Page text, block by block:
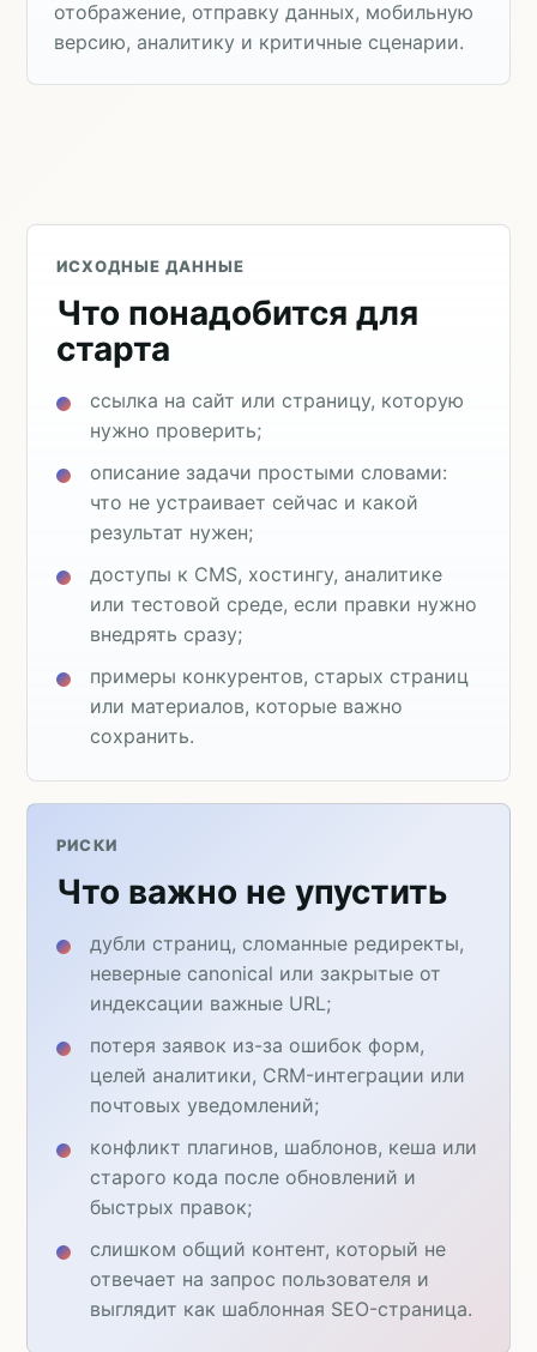
отображение, отправку данных, мобильную
версию, аналитику и критичные сценарии.
ИСХОДНЫЕ ДАННЫЕ
Что понадобится для
старта
ссылка на сайт или страницу, которую
нужно проверить;
описание задачи простыми словами:
что не устраивает сейчас и какой
результат нужен;
доступы к CMS, хостингу, аналитике
или тестовой среде, если правки нужно
внедрять сразу;
примеры конкурентов, старых страниц
или материалов, которые важно
сохранить.
РИСКИ
Что важно не упустить
дубли страниц, сломанные редиректы,
неверные canonical или закрытые от
индексации важные URL;
потеря заявок из-за ошибок форм,
целей аналитики, CRM-интеграции или
почтовых уведомлений;
конфликт плагинов, шаблонов, кеша или
старого кода после обновлений и
быстрых правок;
слишком общий контент, который не
отвечает на запрос пользователя и
выглядит как шаблонная SEO-страница.